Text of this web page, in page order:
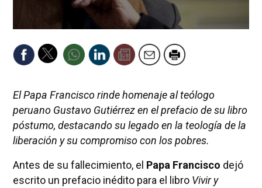
El Papa Francisco rinde homenaje al teólogo
peruano Gustavo Gutiérrez en el prefacio de su libro
póstumo, destacando su legado en la teología de la
liberación y su compromiso con los pobres.
Antes de su fallecimiento, el Papa Francisco dejó
escrito un prefacio inédito para el libro Vivir y